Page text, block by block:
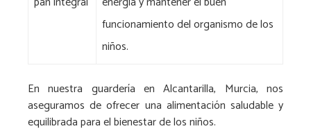
funcionamiento del organismo de los
niños.
En nuestra guardería en Alcantarilla, Murcia, nos
aseguramos de ofrecer una alimentación saludable y
equilibrada para el bienestar de los niños.